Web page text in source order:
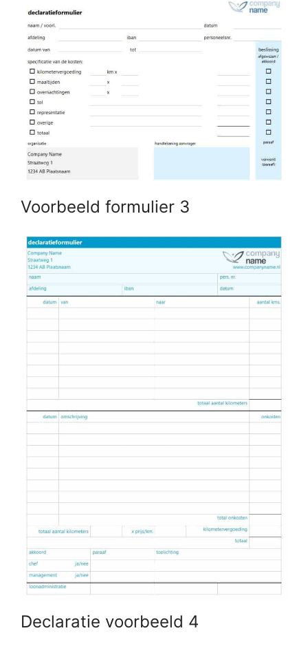
Voorbeeld formulier 3
Declaratie voorbeeld 4